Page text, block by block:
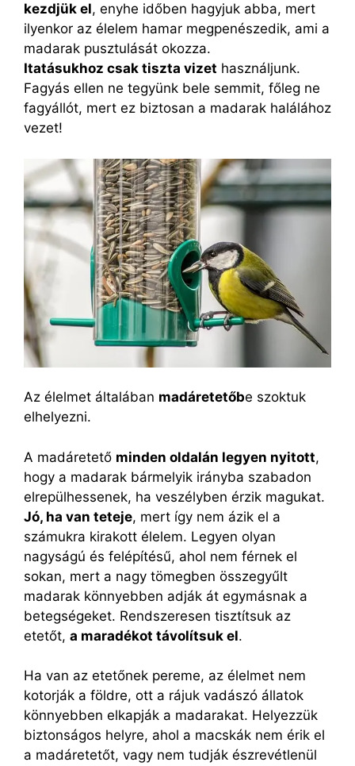
kezdjük el, enyhe időben hagyjuk abba, mert
ilyenkor az élelem hamar megpenészedik, ami a
madarak pusztulását okozza.
Itatásukhoz csak tiszta vizet használjunk.
Fagyás ellen ne tegyünk bele semmit, főleg ne
fagyállót, mert ez biztosan a madarak halálához
vezet!
Az élelmet általában madáretetőbe szoktuk
elhelyezni.
A madáretető minden oldalán legyen nyitott,
hogy a madarak bármelyik irányba szabadon
elrepülhessenek, ha veszélyben érzik magukat.
Jó, ha van teteje, mert így nem ázik el a
számukra kirakott élelem. Legyen olyan
nagyságú és felépítésű, ahol nem férnek el
sokan, mert a nagy tömegben összegyűlt
madarak könnyebben adják át egymásnak a
betegségeket. Rendszeresen tisztítsuk az
etetőt, a maradékot távolítsuk el.
Ha van az etetőnek pereme, az élelmet nem
kotorják a földre, ott a rájuk vadászó állatok
könnyebben elkapják a madarakat. Helyezzük
biztonságos helyre, ahol a macskák nem érik el
a madáretetőt, vagy nem tudják észrevétlenül